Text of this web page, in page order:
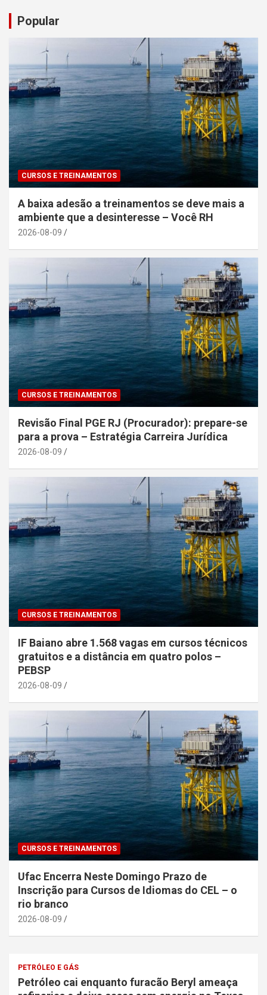
Popular
CURSOS E TREINAMENTOS
A baixa adesão a treinamentos se deve mais a
ambiente que a desinteresse – Você RH
2026-08-09
CURSOS E TREINAMENTOS
Revisão Final PGE RJ (Procurador): prepare-se
para a prova – Estratégia Carreira Jurídica
2026-08-09
CURSOS E TREINAMENTOS
IF Baiano abre 1.568 vagas em cursos técnicos
gratuitos e a distância em quatro polos –
PEBSP
2026-08-09
CURSOS E TREINAMENTOS
Ufac Encerra Neste Domingo Prazo de
Inscrição para Cursos de Idiomas do CEL – o
rio branco
2026-08-09
PETRÓLEO E GÁS
Petróleo cai enquanto furacão Beryl ameaça